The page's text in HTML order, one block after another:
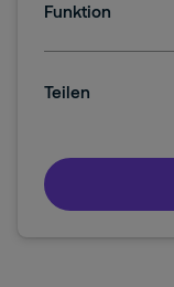
Funktion
Teilen